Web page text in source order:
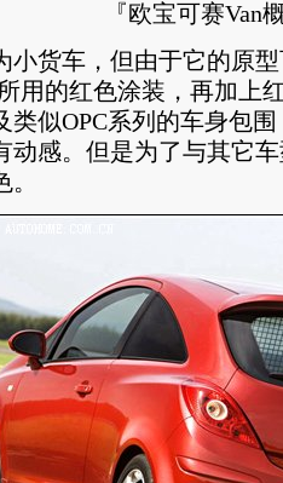
『欧宝可赛Van
货车，但由于它的原
用的红色涂装，再加上
类似OPC系列的车身包
动感。但是为了与其它